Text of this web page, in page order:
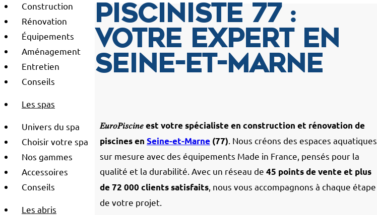
Construction
Rénovation
Équipements
Aménagement
Entretien
Conseils
Les spas
Univers du spa
Choisir votre spa
Nos gammes
Accessoires
Conseils
Les abris
Pisciniste 77 :
votre expert en
Seine-et-Marne
𝐸𝑢𝑟𝑜𝑃𝑖𝑠𝑐𝑖𝑛𝑒 est votre spécialiste en construction et rénovation de
piscines en Seine-et-Marne (77) . Nous créons des espaces aquatiques
sur mesure avec des équipements Made in France, pensés pour la
qualité et la durabilité. Avec un réseau de 45 points de vente et plus
de 72 000 clients satisfaits , nous vous accompagnons à chaque étape
de votre projet.